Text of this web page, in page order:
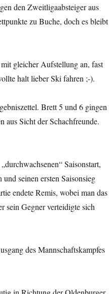
den Zweitligaabsteiger aus
zu Buche, doch es bleibt
gleicher Aufstellung an, fast
halt lieber Ski fahren ;-).
Brett 5 und 6 gingen
aus Sicht der Schachfreunde.
Saisonstart,
seinen ersten Saisonsieg
endete Remis, wobei man das
sein Gegner verteidigte sich
des Mannschaftskampfes